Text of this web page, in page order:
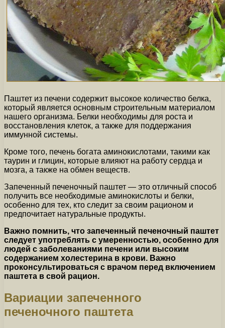
Паштет из печени содержит высокое количество белка,
который является основным строительным материалом
нашего организма. Белки необходимы для роста и
восстановления клеток, а также для поддержания
иммунной системы.
Кроме того, печень богата аминокислотами, такими как
таурин и глицин, которые влияют на работу сердца и
мозга, а также на обмен веществ.
Запеченный печеночный паштет — это отличный способ
получить все необходимые аминокислоты и белки,
особенно для тех, кто следит за своим рационом и
предпочитает натуральные продукты.
Важно помнить, что запеченный печеночный паштет
следует употреблять с умеренностью, особенно для
людей с заболеваниями печени или высоким
содержанием холестерина в крови. Важно
проконсультироваться с врачом перед включением
паштета в свой рацион.
Вариации запеченного
печеночного паштета